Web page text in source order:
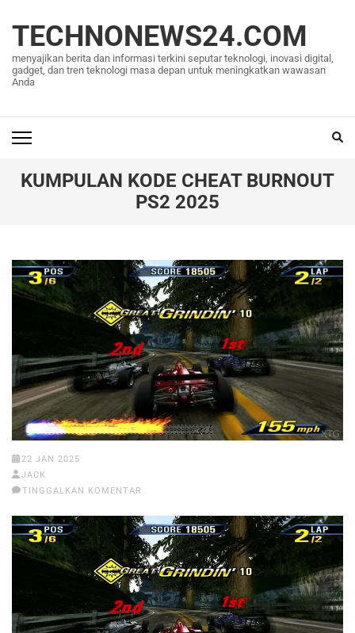
konten
(Tekan
Enter)
TECHNONEWS24.COM
menyajikan berita dan informasi terkini seputar teknologi, inovasi digital,
gadget, dan tren teknologi masa depan untuk meningkatkan wawasan
Anda
KUMPULAN KODE CHEAT BURNOUT
PS2 2025
22 JAN 2025
JACK
TINGGALKAN KOMENTAR